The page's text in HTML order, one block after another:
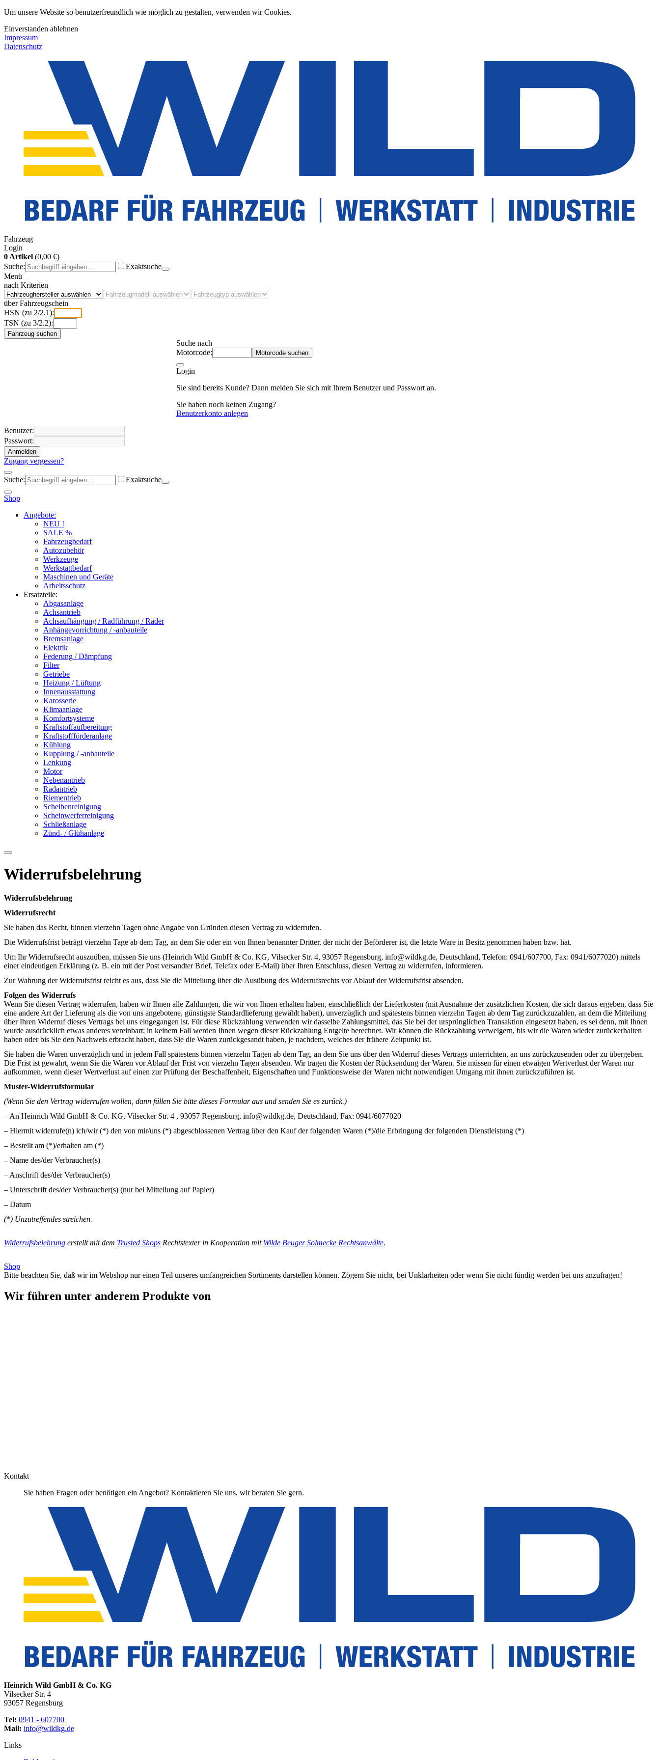
Um unsere Website so benutzerfreundlich wie möglich zu gestalten, verwenden wir Cookies.
Einverstanden ablehnen
Impressum
Datenschutz
Fahrzeug
Login
0 Artikel (0,00 €)
Suche:
Exaktsuche
Menü
nach Kriterien
über Fahrzeugschein
HSN (zu 2/2.1):
TSN (zu 3/2.2):
Fahrzeug suchen
Suche nach
Motorcode:
Motorcode suchen
Login
Sie sind bereits Kunde? Dann melden Sie sich mit Ihrem Benutzer und Passwort an.
Sie haben noch keinen Zugang?
Benutzerkonto anlegen
Benutzer:
Passwort:
Anmelden
Zugang vergessen?
Suche: Exaktsuche
Shop
Angebote:
NEU !
SALE %
Fahrzeugbedarf
Autozubehör
Werkzeuge
Werkstattbedarf
Maschinen und Geräte
Arbeitsschutz
Ersatzteile:
Abgasanlage
Achsantrieb
Achsaufhängung / Radführung / Räder
Anhängevorrichtung / -anbauteile
Bremsanlage
Elektrik
Federung / Dämpfung
Filter
Getriebe
Heizung / Lüftung
Innenausstattung
Karosserie
Klimaanlage
Komfortsysteme
Kraftstoffaufbereitung
Kraftstoffförderanlage
Kühlung
Kupplung / -anbauteile
Lenkung
Motor
Nebenantrieb
Radantrieb
Riementrieb
Scheibenreinigung
Scheinwerferreinigung
Schließanlage
Zünd- / Glühanlage
Widerrufsbelehrung
Widerrufsbelehrung
Widerrufsrecht
Sie haben das Recht, binnen vierzehn Tagen ohne Angabe von Gründen diesen Vertrag zu widerrufen.
Die Widerrufsfrist beträgt vierzehn Tage ab dem Tag, an dem Sie oder ein von Ihnen benannter Dritter, der nicht der Beförderer ist, die letzte Ware in Besitz genommen haben bzw. hat.
Um Ihr Widerrufsrecht auszuüben, müssen Sie uns (Heinrich Wild GmbH & Co. KG, Vilsecker Str. 4, 93057 Regensburg, info@wildkg.de, Deutschland, Telefon: 0941/607700, Fax: 0941/6077020) mittels
einer eindeutigen Erklärung (z. B. ein mit der Post versandter Brief, Telefax oder E-Mail) über Ihren Entschluss, diesen Vertrag zu widerrufen, informieren.
Zur Wahrung der Widerrufsfrist reicht es aus, dass Sie die Mitteilung über die Ausübung des Widerrufsrechts vor Ablauf der Widerrufsfrist absenden.
Folgen des Widerrufs
Wenn Sie diesen Vertrag widerrufen, haben wir Ihnen alle Zahlungen, die wir von Ihnen erhalten haben, einschließlich der Lieferkosten (mit Ausnahme der zusätzlichen Kosten, die sich daraus ergeben, dass Sie
eine andere Art der Lieferung als die von uns angebotene, günstigste Standardlieferung gewählt haben), unverzüglich und spätestens binnen vierzehn Tagen ab dem Tag zurückzuzahlen, an dem die Mitteilung
über Ihren Widerruf dieses Vertrags bei uns eingegangen ist. Für diese Rückzahlung verwenden wir dasselbe Zahlungsmittel, das Sie bei der ursprünglichen Transaktion eingesetzt haben, es sei denn, mit Ihnen
wurde ausdrücklich etwas anderes vereinbart; in keinem Fall werden Ihnen wegen dieser Rückzahlung Entgelte berechnet. Wir können die Rückzahlung verweigern, bis wir die Waren wieder zurückerhalten
haben oder bis Sie den Nachweis erbracht haben, dass Sie die Waren zurückgesandt haben, je nachdem, welches der frühere Zeitpunkt ist.
Sie haben die Waren unverzüglich und in jedem Fall spätestens binnen vierzehn Tagen ab dem Tag, an dem Sie uns über den Widerruf dieses Vertrags unterrichten, an uns zurückzusenden oder zu übergeben.
Die Frist ist gewahrt, wenn Sie die Waren vor Ablauf der Frist von vierzehn Tagen absenden. Wir tragen die Kosten der Rücksendung der Waren. Sie müssen für einen etwaigen Wertverlust der Waren nur
aufkommen, wenn dieser Wertverlust auf einen zur Prüfung der Beschaffenheit, Eigenschaften und Funktionsweise der Waren nicht notwendigen Umgang mit ihnen zurückzuführen ist.
Muster-Widerrufsformular
(Wenn Sie den Vertrag widerrufen wollen, dann füllen Sie bitte dieses Formular aus und senden Sie es zurück.)
– An Heinrich Wild GmbH & Co. KG, Vilsecker Str. 4 , 93057 Regensburg, info@wildkg.de, Deutschland, Fax: 0941/6077020
– Hiermit widerrufe(n) ich/wir (*) den von mir/uns (*) abgeschlossenen Vertrag über den Kauf der folgenden Waren (*)/die Erbringung der folgenden Dienstleistung (*)
– Bestellt am (*)/erhalten am (*)
– Name des/der Verbraucher(s)
– Anschrift des/der Verbraucher(s)
– Unterschrift des/der Verbraucher(s) (nur bei Mitteilung auf Papier)
– Datum
(*) Unzutreffendes streichen.
Widerrufsbelehrung erstellt mit dem Trusted Shops Rechtstexter in Kooperation mit Wilde Beuger Solmecke Rechtsanwälte.
Shop
Bitte beachten Sie, daß wir im Webshop nur einen Teil unseres umfangreichen Sortiments darstellen können. Zögern Sie nicht, bei Unklarheiten oder wenn Sie nicht fündig werden bei uns anzufragen!
Wir führen unter anderem Produkte von
Kontakt
Sie haben Fragen oder benötigen ein Angebot? Kontaktieren Sie uns, wir beraten Sie gern.
Heinrich Wild GmbH & Co. KG
Vilsecker Str. 4
93057 Regensburg
Tel: 0941 - 607700
Mail: info@wildkg.de
Links